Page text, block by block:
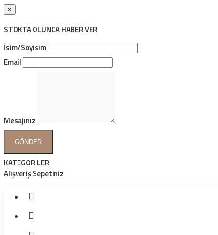
×
STOKTA OLUNCA HABER VER
İsim/Soyisim
Email
Mesajınız
GÖNDER
KATEGORİLER
Alışveriş Sepetiniz